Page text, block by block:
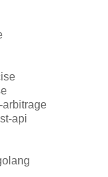
arbitrage
api